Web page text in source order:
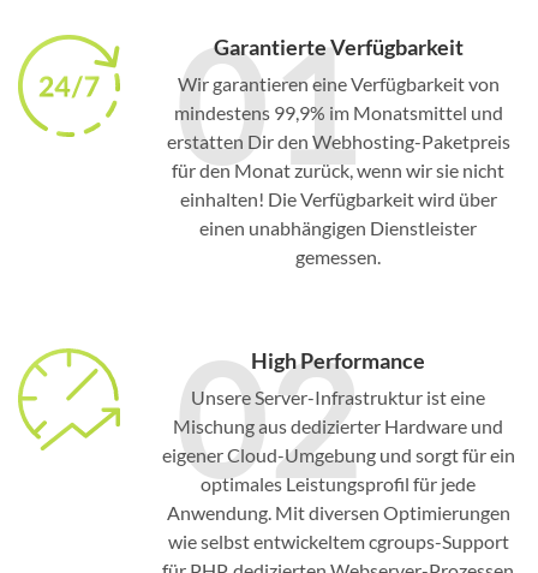
01
Garantierte Verfügbarkeit
Wir garantieren eine Verfügbarkeit von
mindestens 99,9% im Monatsmittel und
erstatten Dir den Webhosting-Paketpreis
für den Monat zurück, wenn wir sie nicht
einhalten! Die Verfügbarkeit wird über
einen unabhängigen Dienstleister
gemessen.
02
High Performance
Unsere Server-Infrastruktur ist eine
Mischung aus dedizierter Hardware und
eigener Cloud-Umgebung und sorgt für ein
optimales Leistungsprofil für jede
Anwendung. Mit diversen Optimierungen
wie selbst entwickeltem cgroups-Support